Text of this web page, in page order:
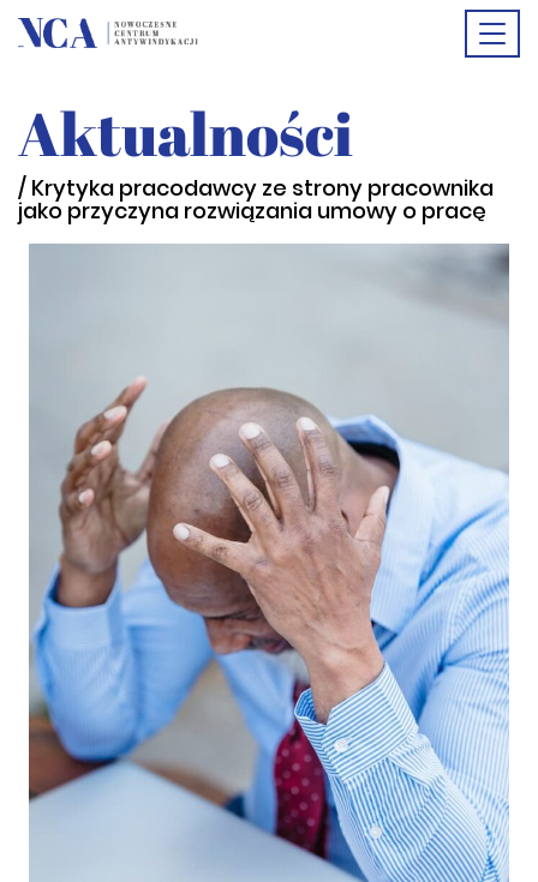
Aktualności
/ Krytyka pracodawcy ze strony pracownika
jako przyczyna rozwiązania umowy o pracę